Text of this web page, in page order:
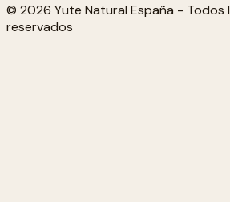
© 2026 Yute Natural España - Todos
reservados